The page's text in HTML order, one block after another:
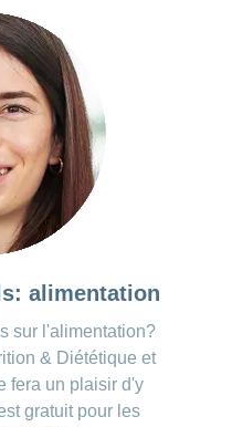
alimentation
sur l'alimentation?
& Diététique et
fera un plaisir d'y
gratuit pour les